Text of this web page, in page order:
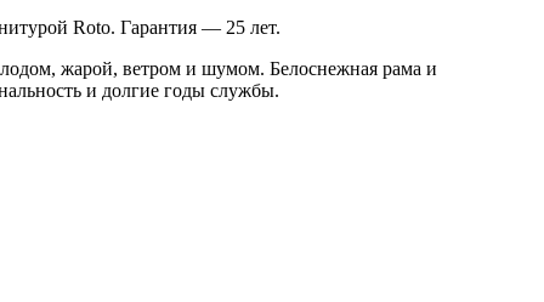
Roto. Гарантия — 25 лет.
жарой, ветром и шумом. Белоснежная рама и
и долгие годы службы.